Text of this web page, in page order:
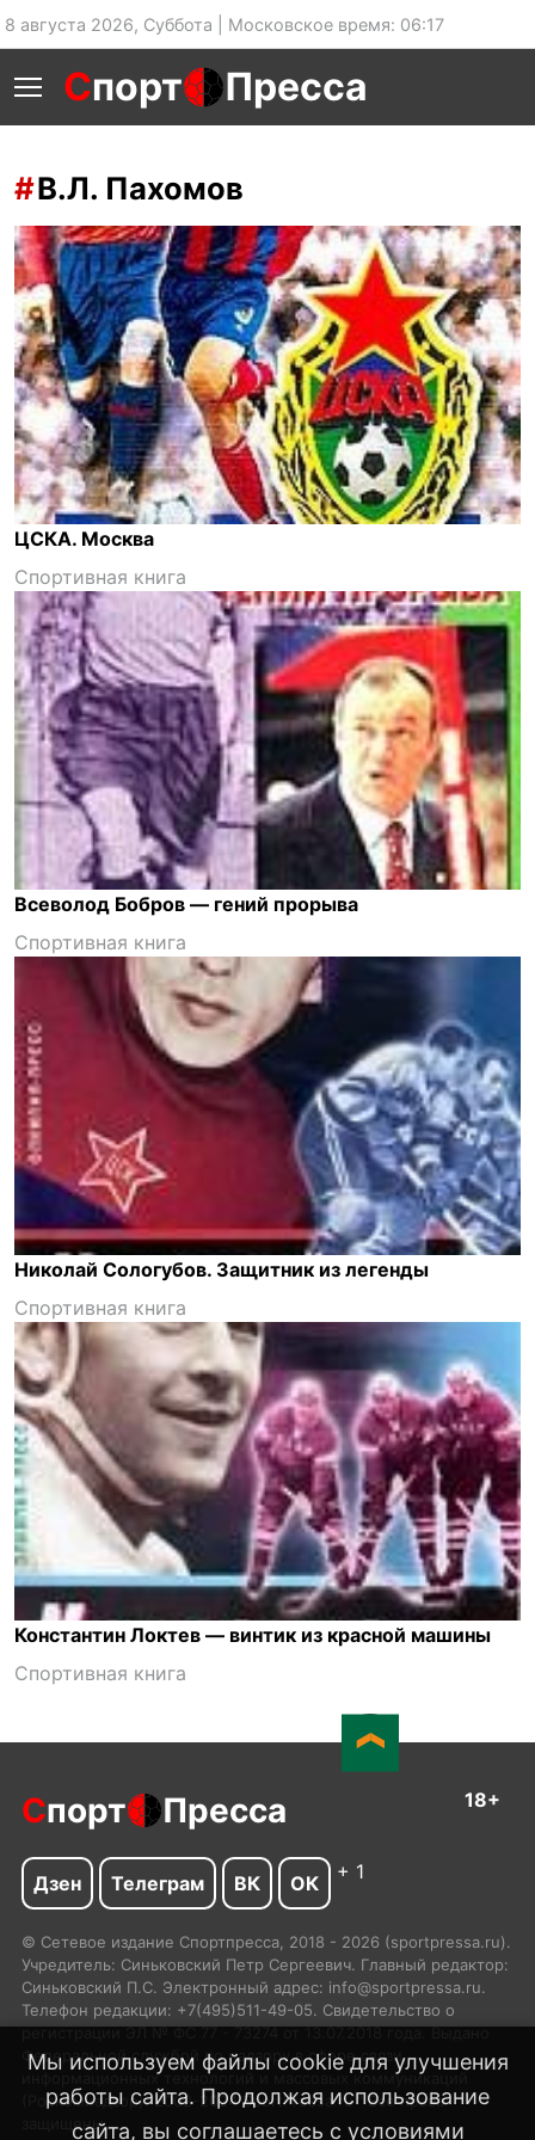
8 августа 2026, Суббота | Московское время: 06:17
Спорт Пресса
В.Л. Пахомов
ЦСКА. Москва
Спортивная книга
Всеволод Бобров — гений прорыва
Спортивная книга
Николай Сологубов. Защитник из легенды
Спортивная книга
Константин Локтев — винтик из красной машины
Спортивная книга
Мы используем файлы cookie для улучшения
работы сайта. Продолжая использование
сайта, вы соглашаетесь с условиями
Спорт Пресса 18+
Дзен Телеграм ВК ОК + 1
© Сетевое издание Спортпресса, 2018 - 2026 (sportpressa.ru).
Учредитель: Синьковский Петр Сергеевич. Главный редактор:
Синьковский П.С. Электронный адрес: info@sportpressa.ru.
Телефон редакции: +7(495)511-49-05. Свидетельство о
регистрации ЭЛ № ФС 77 - 73274 от 13.07.2018 года. Выдано
Федеральной службой по надзору в сфере связи,
информационных технологий и массовых коммуникаций
(Роскомнадзор). 2002-2024 SportPressa.ru™ Все права
защищены.